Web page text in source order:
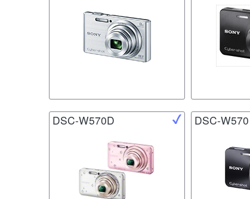
DSC-W570D DSC-W570